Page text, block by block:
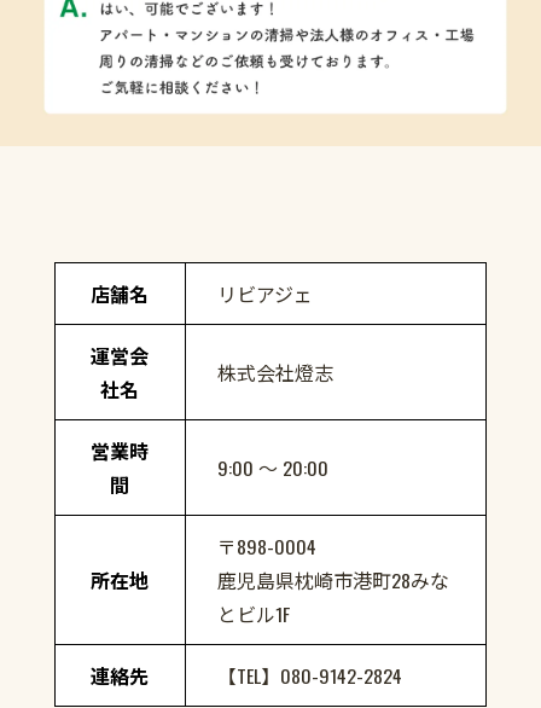
店舗名 リビアジェ
運営会
社名
株式会社燈志
営業時
間
9:00 ～ 20:00
所在地
〒898-0004
鹿児島県枕崎市港町28みな
とビル1F
連絡先 【TEL】080-9142-2824